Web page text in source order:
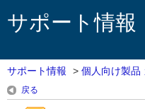
サポート情
サポート情報 > 個人向け製品
戻る